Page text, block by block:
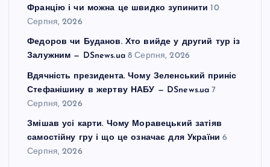
Францію і чи можна це швидко зупинити 10
Серпня, 2026
Федоров чи Буданов. Хто вийде у другий тур із
Залужним — DSnews.ua 8 Серпня, 2026
Вдячність президента. Чому Зеленський приніс
Стефанішину в жертву НАБУ — DSnews.ua 7
Серпня, 2026
Змішав усі карти. Чому Моравецький затіяв
самостійну гру і що це означає для України 6
Серпня, 2026